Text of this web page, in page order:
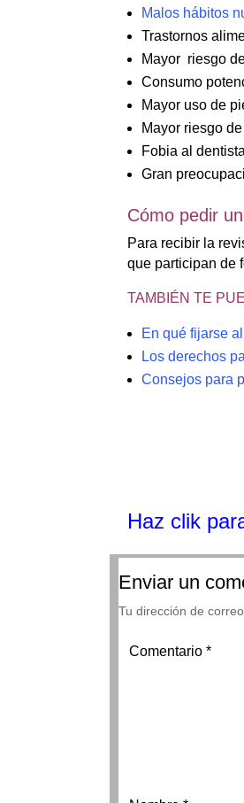
Malos hábitos
Trastornos
Mayor riesgo
Consumo
Mayor uso de
Mayor riesgo de
Fobia al
Gran
Cómo pedir
​Para recibir la
que participan de
TAMBIÉN TE
En qué fijarse
Los derechos
Consejos para
Haz clik
Enviar un
Tu dirección de